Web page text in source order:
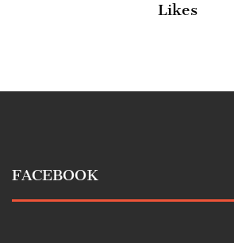
Likes
FACEBOOK